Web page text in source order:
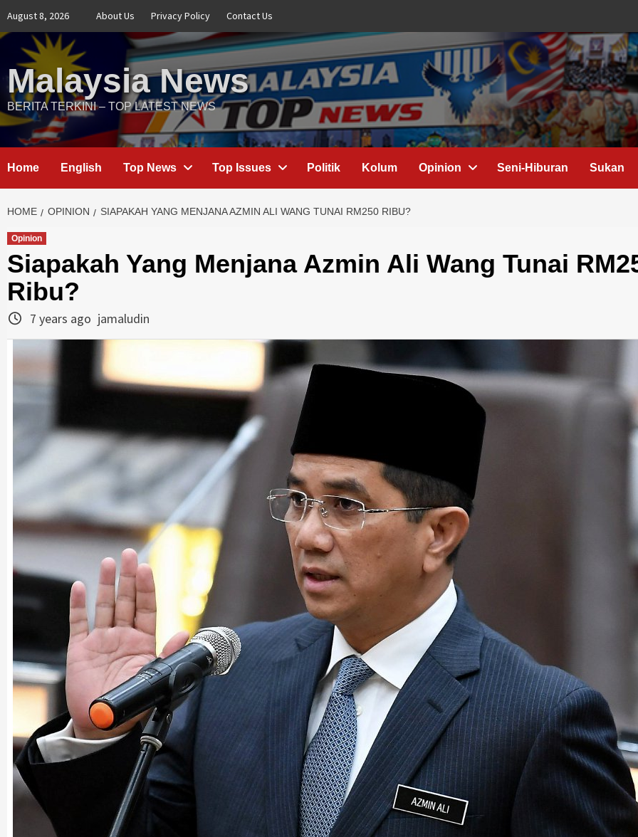
content
August 8, 2026 About Us Privacy Policy Contact Us
Malaysia News
BERITA TERKINI – TOP LATEST NEWS
Home English Top News Top Issues Politik Kolum Opinion Seni-Hiburan Sukan
HOME OPINION SIAPAKAH YANG MENJANA AZMIN ALI WANG TUNAI RM250 RIBU?
Opinion
Siapakah Yang Menjana Azmin Ali Wang Tunai
Ribu?
7 years ago jamaludin